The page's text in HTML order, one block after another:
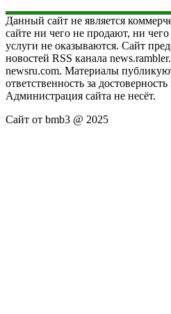
Данный сайт не является
сайте ни чего не продают, ни
услуги не оказываются. Сайт
новостей RSS канала
newsru.com. Материалы
ответственность за
Администрация сайта не несёт.
Сайт от bmb3 @ 2025